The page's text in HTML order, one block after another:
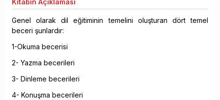
Kitabın Açıklaması
Genel olarak dil eğitiminin temelini oluşturan dört temel
beceri şunlardır:
1-Okuma becerisi
2- Yazma becerileri
3- Dinleme becerileri
4- Konuşma becerileri